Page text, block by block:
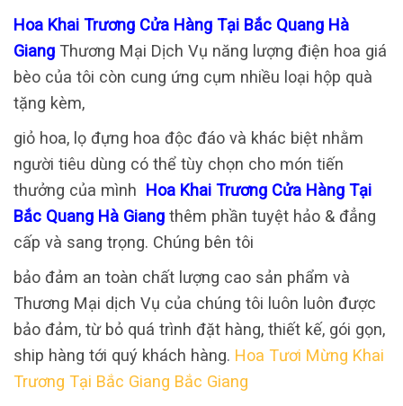
Hoa Khai Trương Cửa Hàng Tại Bắc Quang Hà
Giang Thương Mại Dịch Vụ năng lượng điện hoa giá
bèo của tôi còn cung ứng cụm nhiều loại hộp quà
tặng kèm,
giỏ hoa, lọ đựng hoa độc đáo và khác biệt nhằm
người tiêu dùng có thể tùy chọn cho món tiến
thưởng của mình Hoa Khai Trương Cửa Hàng Tại
Bắc Quang Hà Giang thêm phần tuyệt hảo & đẳng
cấp và sang trọng. Chúng bên tôi
bảo đảm an toàn chất lượng cao sản phẩm và
Thương Mại dịch Vụ của chúng tôi luôn luôn được
bảo đảm, từ bỏ quá trình đặt hàng, thiết kế, gói gọn,
ship hàng tới quý khách hàng. Hoa Tươi Mừng Khai
Trương Tại Bắc Giang Bắc Giang